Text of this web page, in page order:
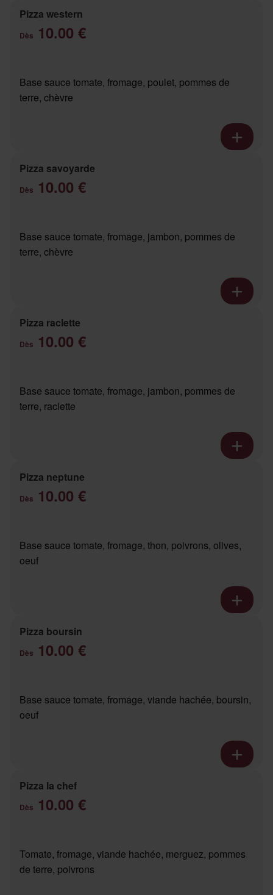
Pizza western
Dès 10.00 €
Base sauce tomate, fromage, poulet, pommes de
terre, chèvre
Pizza savoyarde
Dès 10.00 €
Base sauce tomate, fromage, jambon, pommes de
terre, chèvre
Pizza raclette
Dès 10.00 €
Base sauce tomate, fromage, jambon, pommes de
terre, raclette
Pizza neptune
Dès 10.00 €
Base sauce tomate, fromage, thon, poivrons, olives,
oeuf
Pizza boursin
Dès 10.00 €
Base sauce tomate, fromage, viande hachée, boursin,
oeuf
Pizza la chef
Dès 10.00 €
Tomate, fromage, viande hachée, merguez, pommes
de terre, poivrons